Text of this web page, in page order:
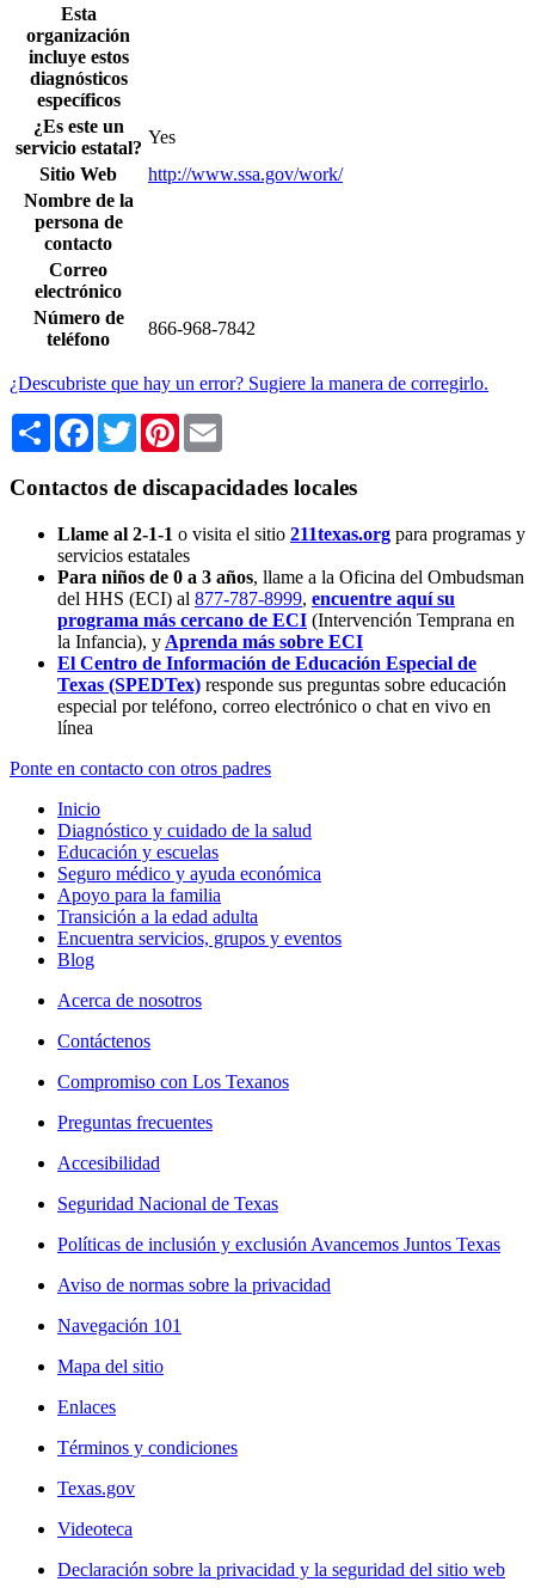
Esta
organización
incluye estos
diagnósticos
específicos
¿Es este un
servicio estatal?
Yes
Sitio Web
http://www.ssa.gov/work/
Nombre de la
persona de
contacto
Correo
electrónico
Número de
teléfono
866-968-7842
¿Descubriste que hay un error? Sugiere la manera de corregirlo.
Share Facebook
TwitterPinterest
Contactos de discapacidades locales
Llame al 2-1-1 o visita el sitio 211texas.org para programas y
servicios estatales
Para niños de 0 a 3 años, llame a la Oficina del Ombudsman
del HHS (ECI) al 877-787-8999, encuentre aquí su
programa más cercano de ECI (Intervención Temprana en
la Infancia), y Aprenda más sobre ECI
El Centro de Información de Educación Especial de
Texas (SPEDTex) responde sus preguntas sobre educación
especial por teléfono, correo electrónico o chat en vivo en
línea
Ponte en contacto con otros padres
Inicio
Diagnóstico y cuidado de la salud
Educación y escuelas
Seguro médico y ayuda económica
Apoyo para la familia
Transición a la edad adulta
Encuentra servicios, grupos y eventos
Blog
Acerca de nosotros
Contáctenos
Compromiso con Los Texanos
Preguntas frecuentes
Accesibilidad
Seguridad Nacional de Texas
Políticas de inclusión y exclusión Avancemos Juntos Texas
Aviso de normas sobre la privacidad
Navegación 101
Mapa del sitio
Enlaces
Términos y condiciones
Texas.gov
Videoteca
Declaración sobre la privacidad y la seguridad del sitio web